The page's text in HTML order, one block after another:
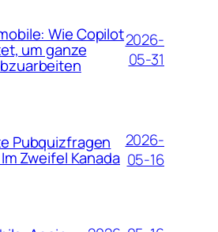
Wie Copilot
um ganze
2026-
05-31
Pubquizfragen
Zweifel Kanada
2026-
05-16